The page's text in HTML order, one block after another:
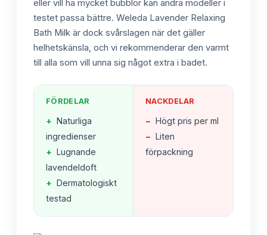
eller vill ha mycket bubblor kan andra modeller i
testet passa bättre. Weleda Lavender Relaxing
Bath Milk är dock svårslagen när det gäller
helhetskänsla, och vi rekommenderar den varmt
till alla som vill unna sig något extra i badet.
FÖRDELAR
+ Naturliga
ingredienser
+ Lugnande
lavendeldoft
+ Dermatologiskt
testad
NACKDELAR
− Högt pris per ml
− Liten
förpackning